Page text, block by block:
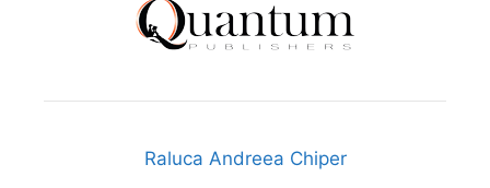
Raluca Andreea Chiper